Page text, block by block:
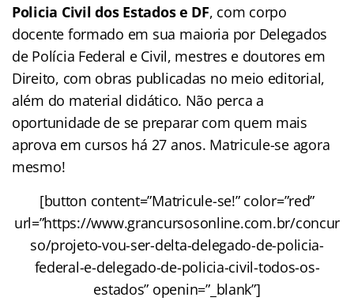
Policia Civil dos Estadose DF, com corpo
docente formado em sua maioria por Delegados
de Polícia Federal e Civil, mestres e doutores em
Direito, com obras publicadas no meio editorial,
além do material didático. Não perca a
oportunidade de se preparar com quem mais
aprova em cursos há 27 anos. Matricule-se agora
mesmo!
[button content=”Matricule-se!” color=”red”
url=”https://www.grancursosonline.com.br/concur
so/projeto-vou-ser-delta-delegado-de-policia-
federal-e-delegado-de-policia-civil-todos-os-
estados” openin=”_blank”]